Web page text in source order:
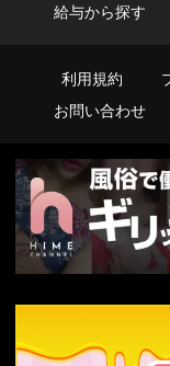
給与から探す
利用規約
お問い合わせ